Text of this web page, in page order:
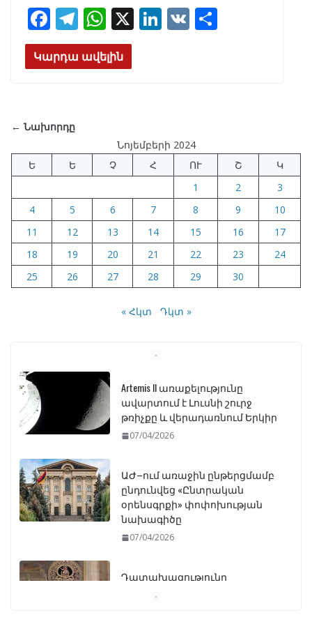
F
ac
e
o
k
T
el
e
W
h
at
p
X Li V
Կարդա ավելին
← Նախորդը
Նոյեմբերի 2024
Ե
Ե Չ Հ ՈՒ Շ
Կ
1
2
3
4
5 6 7 8 9
10
11
12 13 14 15 16
17
18
19 20 21 22 23
24
25
26 27 28 29 30
« Հկտ Դկտ »
Artemis II առաքելությունը
ավարտում է Լուսնի շուրջ
թռիչքը և վերադառնում Երկիր
07/04/2026
ԱԺ–ում առաջին ընթերցմամբ
ընդունվեց «Ընտրական
օրենսգրքի» փոփոխության
նախագիծը
07/04/2026
Դատախազությունը